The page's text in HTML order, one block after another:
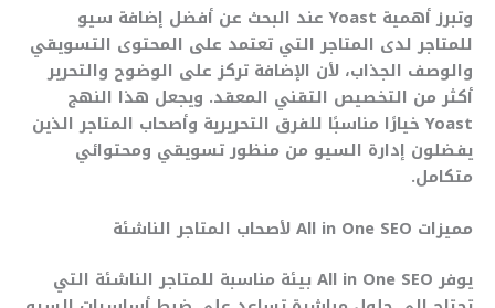
وتبرز أهمية Yoast عند البحث عن أفضل إضافة سيو
للمتاجر لدى المتاجر التي تعتمد على المحتوى التسويقي
والوصف الجذاب، لأن الإضافة تركز على الوضوح والتحرير
أكثر من التخصيص التقني المعقد. ويجعل هذا النهج
Yoast خيارًا مناسبًا للفرق التحريرية وأصحاب المتاجر الذين
يفضلون إدارة السيو من منظور تسويقي ومحتوائي
متكامل.
مميزات All in One SEO لأصحاب المتاجر الناشئة
يوفر All in One SEO بيئة مناسبة للمتاجر الناشئة التي